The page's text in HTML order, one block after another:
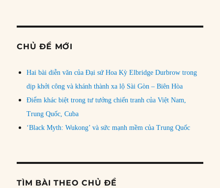
CHỦ ĐỀ MỚI
Hai bài diễn văn của Đại sứ Hoa Kỳ Elbridge Durbrow trong
dịp khởi công và khánh thành xa lộ Sài Gòn – Biên Hòa
Điểm khác biệt trong tư tưởng chiến tranh của Việt Nam,
Trung Quốc, Cuba
‘Black Myth: Wukong’ và sức mạnh mềm của Trung Quốc
TÌM BÀI THEO CHỦ ĐỀ